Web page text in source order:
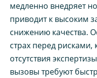
медленно внедряет
приводит к высоким
снижению качества.
страх перед
отсутствия
вызовы требуют